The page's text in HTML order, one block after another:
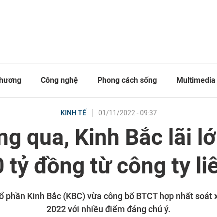
Công nghệ Phong cách sống Multimedia
KINH TẾ 01/11/2022 - 09:37
qua, Kinh Bắc lãi
tỷ đồng từ công ty
phần Kinh Bắc (KBC) vừa công bố BTCT hợp nhất soát
2022 với nhiều điểm đáng chú ý.